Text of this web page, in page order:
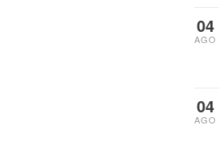
04
AGO
04
AGO